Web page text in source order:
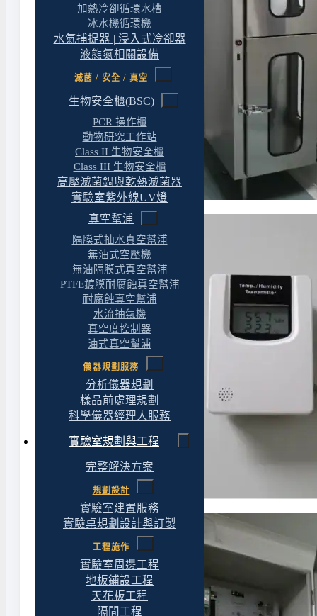
加熱冷卻循環水槽
冰水機循環機
水氣捕捉器 | 浸入式冷卻器
液態氮相關設備
滅菌 / 安全 / 真空
生物安全櫃(BSC)
PCR 操作櫃
動物研究工作站
Class II 生物安全櫃
Class III 生物安全櫃
高壓滅菌鍋與乾熱滅菌器
實驗室紫外線UV燈
真空幫浦
隔膜式抽水真空幫浦
無油式空壓機
無油隔膜式真空幫浦
PTFE鍍膜耐腐蝕真空幫浦
耐腐蝕真空幫浦
水流抽氣機
真空度控制器
油式真空幫浦
儀器規劃服務
分析儀器規劃
樣品前處理規劃
科學儀器經理人服務
實驗室規劃與工程
完整解決方案
規劃設計
實驗室建置服務
實驗桌規劃設計與訂製
工程施作
實驗室周邊工程
地板鋪設工程
天花板工程
隔間工程